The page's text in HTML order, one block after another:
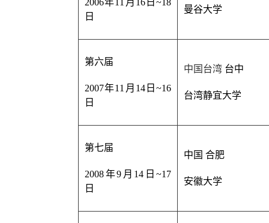
2006年11月16日~18
日
曼谷大学
第六届
2007年11月14日~16
日
中国台湾 台中
台湾静宜大学
第七届
2008年9月14日~17
日
中国 合肥
安徽大学